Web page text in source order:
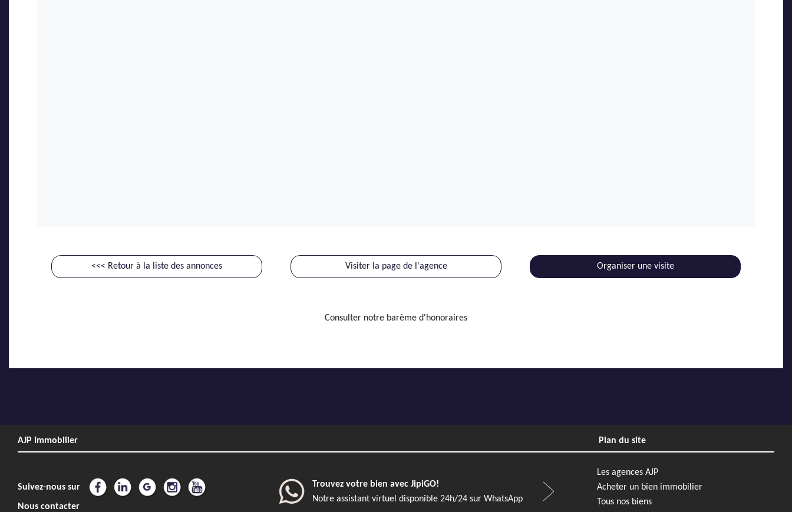
<<< Retour à la liste des annonces Visiter la page de l'agence Organiser une visite
Consulter notre barème d'honoraires
AJP Immobilier Plan du site
Suivez-nous sur
Nous contacter
Trouvez votre bien avec JipiGO!
Notre assistant virtuel disponible 24h/24 sur WhatsApp
Les agences AJP
Acheter un bien immobilier
Tous nos biens